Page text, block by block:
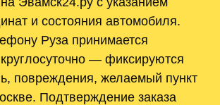
и состояния автомобиля.
Руза принимается
— фиксируются
повреждения, желаемый пункт
Подтверждение заказа